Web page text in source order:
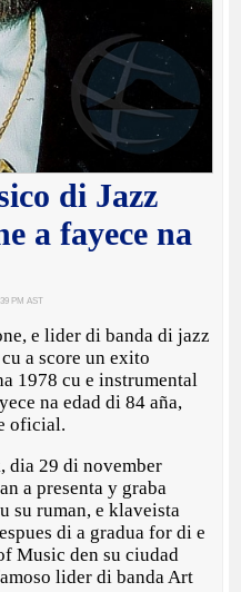
di Jazz
a fayece na
PM AST
e lider di banda di jazz
a score un exito
1978 cu e instrumental
na edad di 84 aña,
oficial.
dia 29 di november
a presenta y graba
su ruman, e klaveista
di a gradua for di e
Music den su ciudad
lider di banda Art